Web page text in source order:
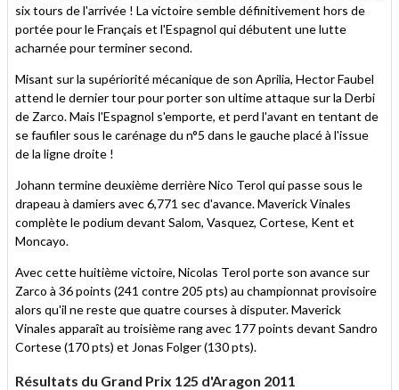
six tours de l'arrivée ! La victoire semble définitivement hors de
portée pour le Français et l'Espagnol qui débutent une lutte
acharnée pour terminer second.
Misant sur la supériorité mécanique de son Aprilia, Hector Faubel
attend le dernier tour pour porter son ultime attaque sur la Derbi
de Zarco. Mais l'Espagnol s'emporte, et perd l'avant en tentant de
se faufiler sous le carénage du n°5 dans le gauche placé à l'issue
de la ligne droite !
Johann termine deuxième derrière Nico Terol qui passe sous le
drapeau à damiers avec 6,771 sec d'avance. Maverick Vinales
complète le podium devant Salom, Vasquez, Cortese, Kent et
Moncayo.
Avec cette huitième victoire, Nicolas Terol porte son avance sur
Zarco à 36 points (241 contre 205 pts) au championnat provisoire
alors qu'il ne reste que quatre courses à disputer. Maverick
Vinales apparaît au troisième rang avec 177 points devant Sandro
Cortese (170 pts) et Jonas Folger (130 pts).
Résultats du Grand Prix 125 d'Aragon 2011